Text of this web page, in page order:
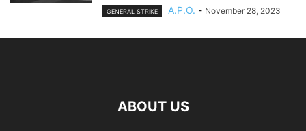
GENERAL STRIKE A.P.O. - November 28, 2023
ABOUT US